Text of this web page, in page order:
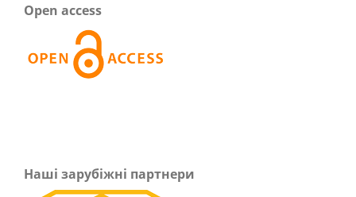
Open access
Наші зарубіжні партнери